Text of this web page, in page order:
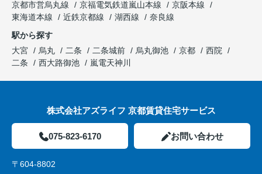
京都市営烏丸線
京福電気鉄道嵐山本線
京阪本線
東海道本線
近鉄京都線 湖西線
奈良線
駅から探す
大宮
烏丸 二条 二条城前 烏丸御池 京都
西院
二条
西大路御池 嵐電天神川
株式会社アズライフ 京都賃貸住宅サービス
075-823-6170 お問い合わせ
〒604-8802